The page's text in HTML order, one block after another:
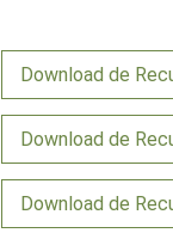
Download de
Download de
Download de